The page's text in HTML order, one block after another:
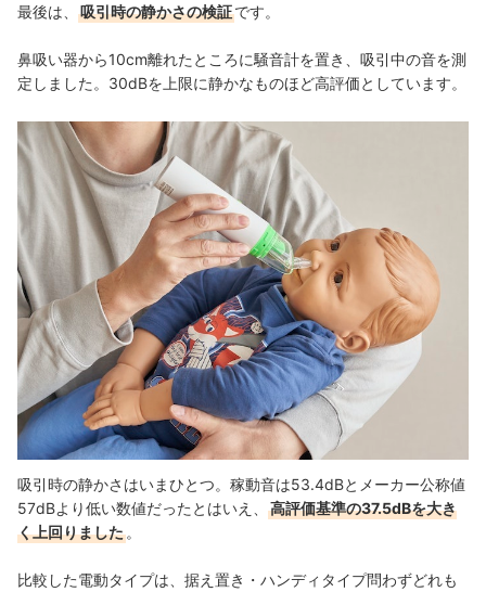
最後は、 吸引時の静かさの検証です。
鼻吸い器から10cm離れたところに騒音計を置き、 吸引中の音を測
定しました。 30dBを上限に静かなものほど高評価としています。
吸引時の静かさはいまひとつ。稼動音は53.4dBと メーカー公称値
57dBより低い数値だったとはいえ、
高評価基準の37.5dBを大き
く上回りました 。
比較した電動タイプは、据え置き・ハンディタイプ問わずどれも